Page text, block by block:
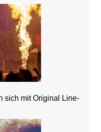
sich mit Original Line-